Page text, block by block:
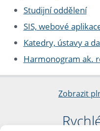
Studijní oddělení
SIS, webové
Katedry, ústavy a
Harmonogram ak.
Zobrazit